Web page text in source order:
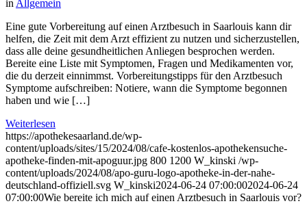
in Allgemein
Eine gute Vorbereitung auf einen Arztbesuch in Saarlouis kann dir
helfen, die Zeit mit dem Arzt effizient zu nutzen und sicherzustellen,
dass alle deine gesundheitlichen Anliegen besprochen werden.
Bereite eine Liste mit Symptomen, Fragen und Medikamenten vor,
die du derzeit einnimmst. Vorbereitungstipps für den Arztbesuch
Symptome aufschreiben: Notiere, wann die Symptome begonnen
haben und wie […]
Weiterlesen
https://apothekesaarland.de/wp-
content/uploads/sites/15/2024/08/cafe-kostenlos-apothekensuche-
apotheke-finden-mit-apoguur.jpg 800 1200 W_kinski /wp-
content/uploads/2024/08/apo-guru-logo-apotheke-in-der-nahe-
deutschland-offiziell.svg W_kinski2024-06-24 07:00:002024-06-24
07:00:00Wie bereite ich mich auf einen Arztbesuch in Saarlouis vor?